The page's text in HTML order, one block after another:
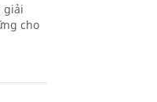
giải
cho